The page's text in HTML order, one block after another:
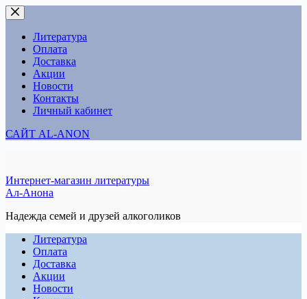
Перейти
к
сути
Литература
Оплата
Доставка
Акции
Новости
Контакты
Личный кабинет
САЙТ AL-ANON
Интернет-магазин литературы
Ал-Анона
Надежда семей и друзей алкоголиков
Литература
Оплата
Доставка
Акции
Новости